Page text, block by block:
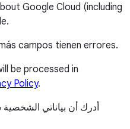
Google Cloud (including
campos tienen errores.
be processed in
Policy.
أدرك أن بياناتي الشخصية